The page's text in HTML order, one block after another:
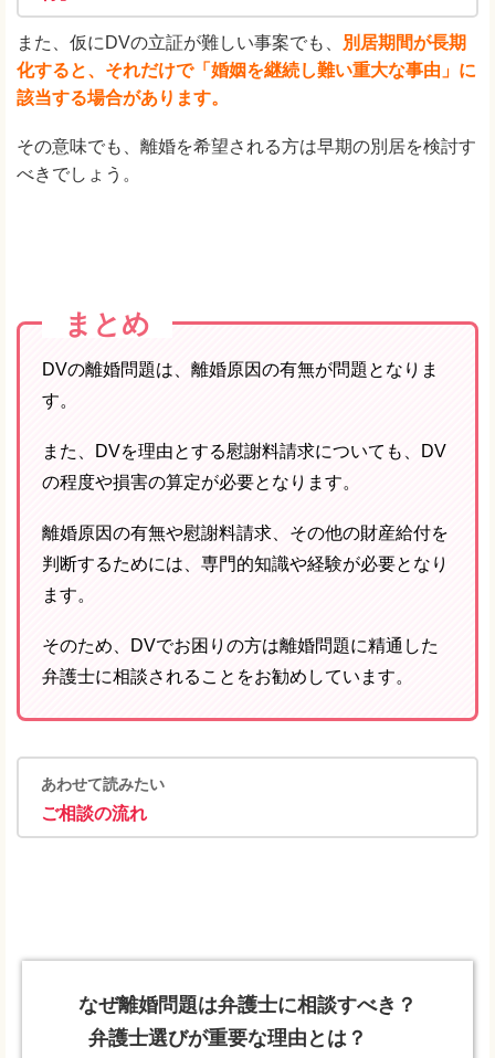
また、仮にDVの立証が難しい事案でも、
別居期間が長期
化すると、それだけで「婚姻を継続し難い重大な事由」に
該当する場合があります。
その意味でも、離婚を希望される方は早期の別居を検討す
べきでしょう。
まとめ
DVの離婚問題は、離婚原因の有無が問題となりま
す。
また、DVを理由とする慰謝料請求についても、DV
の程度や損害の算定が必要となります。
離婚原因の有無や慰謝料請求、その他の財産給付を
判断するためには、専門的知識や経験が必要となり
ます。
そのため、DVでお困りの方は離婚問題に精通した
弁護士に相談されることをお勧めしています。
あわせて読みたい
ご相談の流れ
なぜ離婚問題は弁護士に相談すべき？
弁護士選びが重要な理由とは？